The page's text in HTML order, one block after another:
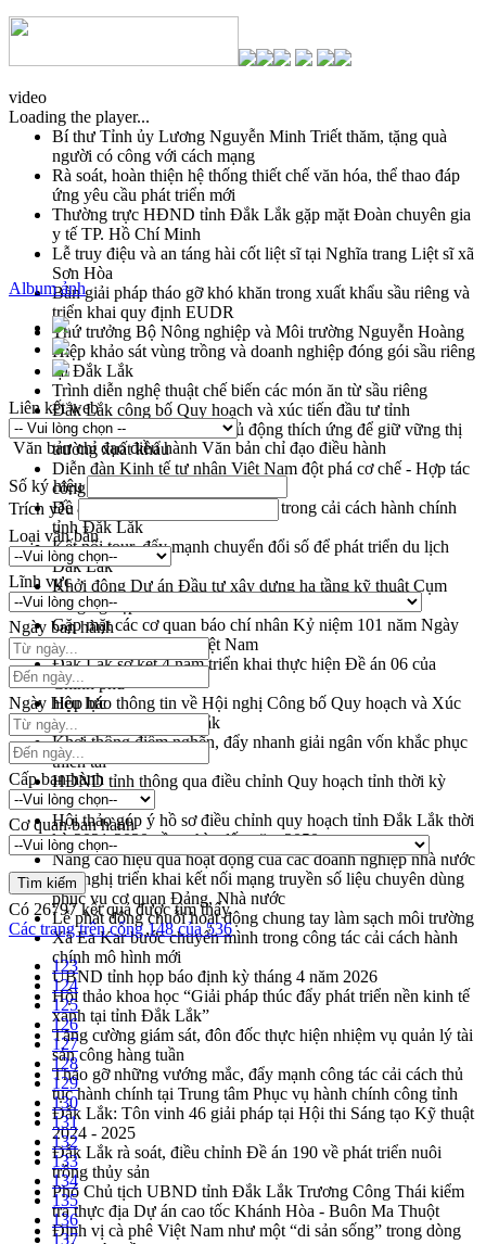
video
Loading the player...
Bí thư Tỉnh ủy Lương Nguyễn Minh Triết thăm, tặng quà
người có công với cách mạng
Rà soát, hoàn thiện hệ thống thiết chế văn hóa, thể thao đáp
ứng yêu cầu phát triển mới
Thường trực HĐND tỉnh Đắk Lắk gặp mặt Đoàn chuyên gia
y tế TP. Hồ Chí Minh
Lễ truy điệu và an táng hài cốt liệt sĩ tại Nghĩa trang Liệt sĩ xã
Sơn Hòa
Bàn giải pháp tháo gỡ khó khăn trong xuất khẩu sầu riêng và
triển khai quy định EUDR
Thứ trưởng Bộ Nông nghiệp và Môi trường Nguyễn Hoàng
Hiệp khảo sát vùng trồng và doanh nghiệp đóng gói sầu riêng
tại Đắk Lắk
Trình diễn nghệ thuật chế biến các món ăn từ sầu riêng
Đắk Lắk công bố Quy hoạch và xúc tiến đầu tư tỉnh
Ngành cá ngừ Đắk Lắk chủ động thích ứng để giữ vững thị
trường xuất khẩu
Diễn đàn Kinh tế tư nhân Việt Nam đột phá cơ chế - Hợp tác
công tư
Đề án 06 tạo bước ngoặt đột phá trong cải cách hành chính
tỉnh Đắk Lắk
Kết nối tour, đẩy mạnh chuyển đổi số để phát triển du lịch
Đắk Lắk
Khởi động Dự án Đầu tư xây dựng hạ tầng kỹ thuật Cụm
công nghiệp Tân Tiến
Gặp mặt các cơ quan báo chí nhân Kỷ niệm 101 năm Ngày
Báo chí Cách mạng Việt Nam
Đắk Lắk sơ kết 4 năm triển khai thực hiện Đề án 06 của
Chính phủ
Họp báo thông tin về Hội nghị Công bố Quy hoạch và Xúc
tiến đầu tư tỉnh Đắk Lắk
Khơi thông điểm nghẽn, đẩy nhanh giải ngân vốn khắc phục
thiên tai
HĐND tỉnh thông qua điều chỉnh Quy hoạch tỉnh thời kỳ
2021-2030
Hội thảo góp ý hồ sơ điều chỉnh quy hoạch tỉnh Đắk Lắk thời
kỳ 2021-2030, tầm nhìn đến năm 2050
Nâng cao hiệu quả hoạt động của các doanh nghiệp nhà nước
Hội nghị triển khai kết nối mạng truyền số liệu chuyên dùng
phục vụ cơ quan Đảng, Nhà nước
Lễ phát động chuỗi hoạt động chung tay làm sạch môi trường
Xã Ea Kar bước chuyển mình trong công tác cải cách hành
chính mô hình mới
UBND tỉnh họp báo định kỳ tháng 4 năm 2026
Hội thảo khoa học “Giải pháp thúc đẩy phát triển nền kinh tế
xanh tại tỉnh Đắk Lắk”
Tăng cường giám sát, đôn đốc thực hiện nhiệm vụ quản lý tài
sản công hàng tuần
Tháo gỡ những vướng mắc, đẩy mạnh công tác cải cách thủ
tục hành chính tại Trung tâm Phục vụ hành chính công tỉnh
Đắk Lắk: Tôn vinh 46 giải pháp tại Hội thi Sáng tạo Kỹ thuật
2024 - 2025
Đắk Lắk rà soát, điều chỉnh Đề án 190 về phát triển nuôi
trồng thủy sản
Phó Chủ tịch UBND tỉnh Đắk Lắk Trương Công Thái kiểm
tra thực địa Dự án cao tốc Khánh Hòa - Buôn Ma Thuột
Định vị cà phê Việt Nam như một “di sản sống” trong dòng
Album ảnh
Liên kết web
Văn bản chỉ đạo điều hành Văn bản chỉ đạo điều hành
Số ký hiệu
Trích yếu
Loại văn bản
Lĩnh vực
Ngày ban hành
Ngày hiệu lực
Cấp ban hành
Cơ quan ban hành
Có 26797kết quả được tìm thấy
Các trang trên cổng 148 của 536
123
124
125
126
127
128
129
130
131
132
133
134
135
136
137